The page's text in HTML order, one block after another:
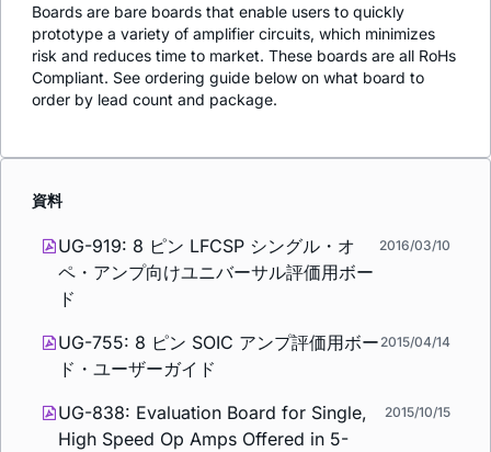
Boards are bare boards that enable users to quickly
prototype a variety of amplifier circuits, which minimizes
risk and reduces time to market. These boards are all RoHs
Compliant. See ordering guide below on what board to
order by lead count and package.
資料
UG-919: 8 ピン LFCSP シングル・オ
ペ・アンプ向けユニバーサル評価用ボー
ド
2016/03/10
UG-755: 8 ピン SOIC アンプ評価用ボー
ド・ユーザーガイド
2015/04/14
UG-838: Evaluation Board for Single,
High Speed Op Amps Offered in 5-
2015/10/15